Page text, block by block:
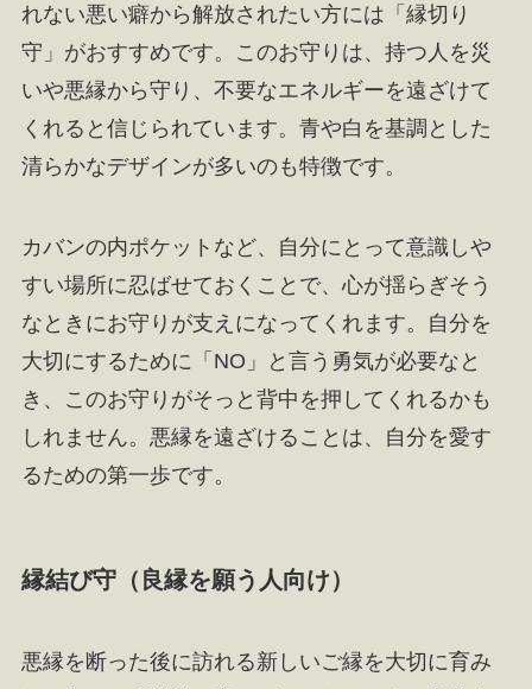
れない悪い癖から解放されたい方には「縁切り
守」がおすすめです。このお守りは、持つ人を災
いや悪縁から守り、不要なエネルギーを遠ざけて
くれると信じられています。青や白を基調とした
清らかなデザインが多いのも特徴です。
カバンの内ポケットなど、自分にとって意識しや
すい場所に忍ばせておくことで、心が揺らぎそう
なときにお守りが支えになってくれます。自分を
大切にするために「NO」と言う勇気が必要なと
き、このお守りがそっと背中を押してくれるかも
しれません。悪縁を遠ざけることは、自分を愛す
るための第一歩です。
縁結び守（良縁を願う人向け）
悪縁を断った後に訪れる新しいご縁を大切に育み